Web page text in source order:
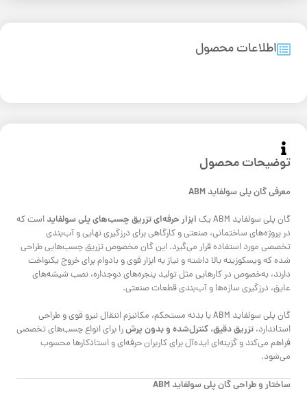
توضیحات محصول
معرفی گان پلی سولفاید ABM
گان پلی سولفاید ABM یک ابزار حرفه‌ای تزریق چسب‌های پلی سولفاید است که
در پروژه‌های ساختمانی، صنعتی و کارگاهی برای درزگیری نهایی و آب‌بندی
تخصصی مورد استفاده قرار می‌گیرد. این گان مخصوص تزریق چسب‌هایی طراحی
شده که ویسکوزیته بالا داشته و نیاز به ابزار قوی و بادوام برای خروج یکنواخت
دارند، به‌خصوص در کارهایی مثل تولید پنجره‌های دوجداره، نصب شیشه‌های
عایق، درزگیری سازه‌ها و آب‌بندی قطعات صنعتی.
گان پلی سولفاید ABM با بدنه مستحکم، مکانیزم انتقال نیرو قوی و طراحی
استاندارد، تزریق دقیق، کنترل‌شده و بدون پرشرا برای انواع چسب‌های تخصصی
فراهم می‌کند و گزینه‌ای ایده‌آل برای کاربران حرفه‌ای و استادکارها محسوب
می‌شود.
ساختار و طراحی گان پلی سولفاید ABM
اطلاعات محصول